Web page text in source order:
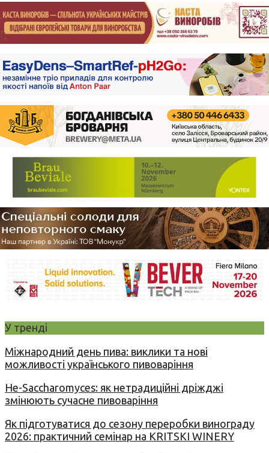
У тренді
Міжнародний день пива: виклики та нові
можливості українського пивоваріння
Не-Saccharomyces: як нетрадиційні дріжджі
змінюють сучасне пивоваріння
Як підготуватися до сезону переробки винограду
2026: практичний семінар на KRITSKI WINERY